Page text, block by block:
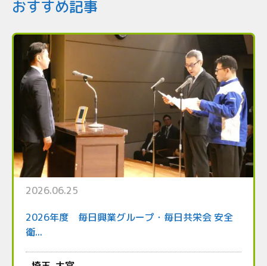
おすすめ記事
2026.06.25
2026年度 毎日興業グループ・毎日共栄会 安全
衛...